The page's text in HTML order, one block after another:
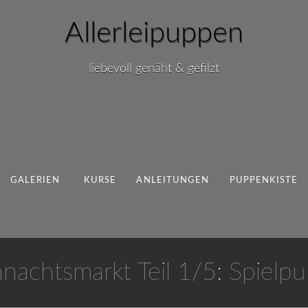
Allerleipuppen
liebevoll genäht & gefilzt
GALERIEN KURSE ANLEITUNGEN PUPPENKISTE
Teil 1/5: